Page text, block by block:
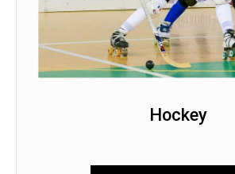
Hockey